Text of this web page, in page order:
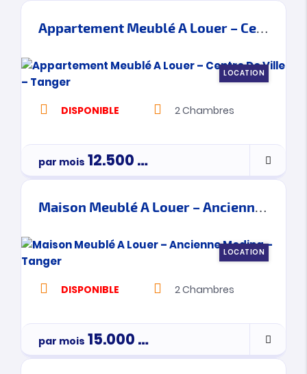
Appartement Meublé A Louer – Centre De Ville – Tanger
LOCATION
DISPONIBLE 2Chambres
par mois 12.500Dh
Maison Meublé A Louer – Ancienne Medina – Tanger
LOCATION
DISPONIBLE 2Chambres
par mois 15.000Dh